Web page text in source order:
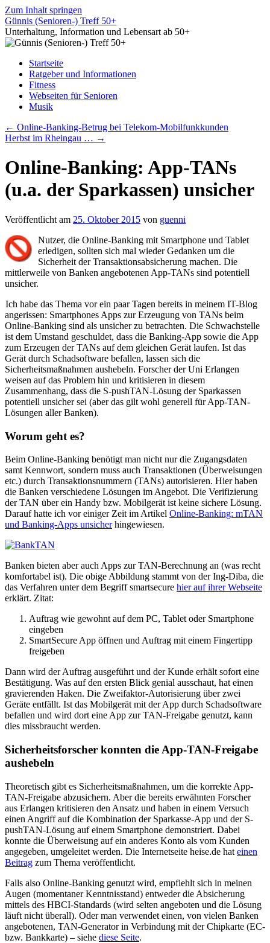
Zum Inhalt springen
Günnis (Senioren-) Treff 50+
Unterhaltung, Information und Lebensart ab 50+
Startseite
Ratgeber und Informationen
Fitness
Webseiten für Senioren
Musik
← Online-Banking-Betrug bei Telekom-Mobilfunkkunden
Herbst im Rheingau … →
Online-Banking: App-TANs
(u.a. der Sparkassen) unsicher
Veröffentlicht am 25. Oktober 2015 von guenni
Nutzer, die Online-Banking mit Smartphone und Tablet
erledigen, sollten sich mal wieder Gedanken um die
Sicherheit der Transaktionsabsicherung machen. Die
mittlerweile von Banken angebotenen App-TANs sind potentiell
unsicher.
Ich habe das Thema vor ein paar Tagen bereits in meinem IT-Blog
angerissen: Smartphones Apps zur Erzeugung von TANs beim
Online-Banking sind als unsicher zu betrachten. Die Schwachstelle
ist dem Umstand geschuldet, dass die Banking-App sowie die App
zum Erzeugen der TANs auf dem gleichen Gerät laufen. Ist das
Gerät durch Schadsoftware befallen, lassen sich die
Sicherheitsmaßnahmen aushebeln. Forscher der Uni Erlangen
weisen auf das Problem hin und kritisieren in diesem
Zusammenhang, dass die S-pushTAN-Lösung der Sparkassen
potentiell unsicher sei (aber das gilt wohl generell für App-TAN-
Lösungen aller Banken).
Worum geht es?
Beim Online-Banking benötigt man nicht nur die Zugangsdaten
samt Kennwort, sondern muss auch Transaktionen (Überweisungen
etc.) durch Transaktionsnummern (TANs) autorisieren. Hier haben
die Banken verschiedene Lösungen im Angebot. Die Verifizierung
der TAN über ein Handy bzw. Mobilgerät ist keine sichere Lösung.
Darauf hatte ich vor einiger Zeit im Artikel Online-Banking: mTAN
und Banking-Apps unsicherhingewiesen.
Banken bieten aber auch Apps zur TAN-Berechnung an (was recht
komfortabel ist). Die obige Abbildung stammt von der Ing-Diba, die
das Verfahren unter dem Begriff smartsecure hier auf ihrer Webseite
erklärt. Zitat:
Auftrag wie gewohnt auf dem PC, Tablet oder Smartphone
eingeben
SmartSecure App öffnen und Auftrag mit einem Fingertipp
freigeben
Dann wird der Auftrag ausgeführt und der Kunde erhält sofort eine
Bestätigung. Was auf den ersten Blick genial ausschaut, hat einen
gravierenden Haken. Die Zweifaktor-Autorisierung über zwei
Geräte entfällt. Ist das Mobilgerät mit der App durch Schadsoftware
befallen und wird dort eine App zur TAN-Freigabe genutzt, kann
dies missbraucht werden.
Sicherheitsforscher konnten die App-TAN-Freigabe
aushebeln
Theoretisch gibt es Sicherheitsmaßnahmen, um die korrekte App-
TAN-Freigabe abzusichern. Aber die bereits erwähnten Forscher
aus Erlangen kritisieren den Ansatz und haben in einem Versuch
einen Angriff auf die Kombination der Sparkasse-App und der S-
pushTAN-Lösung auf einem Smartphone demonstriert. Dabei
konnte die Überweisung auf ein anderes Konto als vom Kunden
angegeben, umgeleitet werden. Die Internetseite heise.de hat einen
Beitrag zum Thema veröffentlicht.
Falls also Online-Banking genutzt wird, empfiehlt sich in meinen
Augen (momentaner Kenntnisstand) entweder die Absicherung
mittels des HBCI-Standards (wird selten angeboten und die Lösung
läuft nicht überall). Oder man verwendet einen, von vielen Banken
angebotenen, TAN-Generator in Verbindung mit der Chipkarte (EC-
bzw. Bankkarte) – siehe diese Seite.